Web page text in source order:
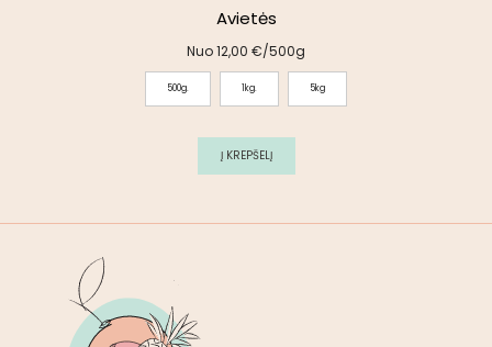
Avietės
Nuo12,00 €/500g
500g. 1kg. 5kg
Į KREPŠELĮ